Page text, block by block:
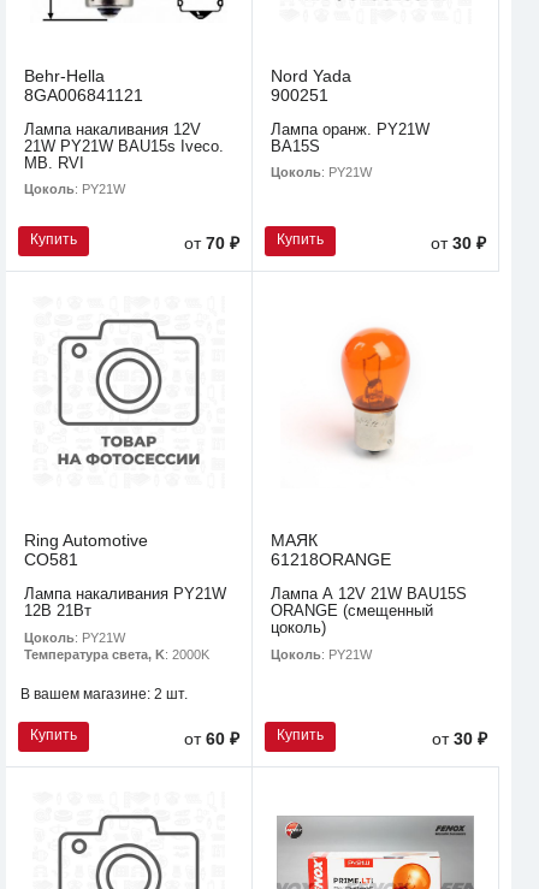
Behr-Hella
8GA006841121
Лампа накаливания 12V
21W PY21W BAU15s Iveco.
MB. RVI
Цоколь: PY21W
Купить от70 ₽
Nord Yada
900251
Лампа оранж. PY21W
BA15S
Цоколь: PY21W
Купить от30 ₽
Ring Automotive
CO581
Лампа накаливания PY21W
12В 21Вт
Цоколь: PY21W
Температура света, K: 2000K
В вашем магазине: 2 шт.
Купить от60 ₽
МАЯК
61218ORANGE
Лампа А 12V 21W BAU15S
ORANGE (смещенный
цоколь)
Цоколь: PY21W
Купить от30 ₽